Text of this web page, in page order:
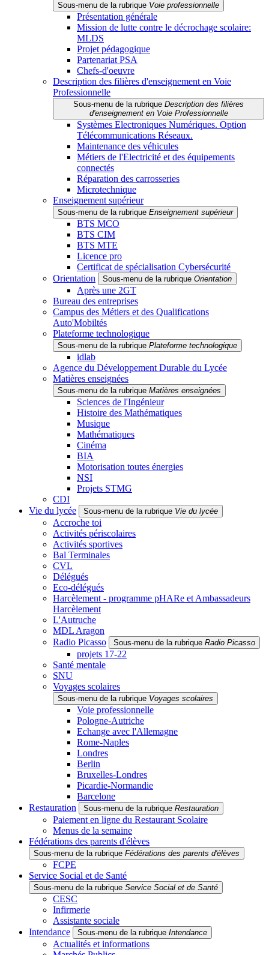
Sous-menu de la rubrique Voie professionnelle
Présentation générale
Mission de lutte contre le décrochage scolaire:
MLDS
Projet pédagogique
Partenariat PSA
Chefs-d'oeuvre
Description des filières d'enseignement en Voie
Professionnelle
Sous-menu de la rubrique Description des filières
d'enseignement en Voie Professionnelle
Systèmes Electroniques Numériques. Option
Télécommunications Réseaux.
Maintenance des véhicules
Métiers de l'Electricité et des équipements
connectés
Réparation des carrosseries
Microtechnique
Enseignement supérieur
Sous-menu de la rubrique Enseignement supérieur
BTS MCO
BTS CIM
BTS MTE
Licence pro
Certificat de spécialisation Cybersécurité
Orientation
Sous-menu de la rubrique Orientation
Après une 2GT
Bureau des entreprises
Campus des Métiers et des Qualifications
Auto'Mobiltés
Plateforme technologique
Sous-menu de la rubrique Plateforme technologique
idlab
Agence du Développement Durable du Lycée
Matières enseignées
Sous-menu de la rubrique Matières enseignées
Sciences de l'Ingénieur
Histoire des Mathématiques
Musique
Mathématiques
Cinéma
BIA
Motorisation toutes énergies
NSI
Projets STMG
CDI
Vie du lycée
Sous-menu de la rubrique Vie du lycée
Accroche toi
Activités périscolaires
Activités sportives
Bal Terminales
CVL
Délégués
Eco-délégués
Harcèlement - programme pHARe et Ambassadeurs
Harcèlement
L'Autruche
MDL Aragon
Radio Picasso
Sous-menu de la rubrique Radio Picasso
projets 17-22
Santé mentale
SNU
Voyages scolaires
Sous-menu de la rubrique Voyages scolaires
Voie professionnelle
Pologne-Autriche
Echange avec l'Allemagne
Rome-Naples
Londres
Berlin
Bruxelles-Londres
Picardie-Normandie
Barcelone
Restauration
Sous-menu de la rubrique Restauration
Paiement en ligne du Restaurant Scolaire
Menus de la semaine
Fédérations des parents d'élèves
Sous-menu de la rubrique Fédérations des parents d'élèves
FCPE
Service Social et de Santé
Sous-menu de la rubrique Service Social et de Santé
CESC
Infirmerie
Assistante sociale
Intendance
Sous-menu de la rubrique Intendance
Actualités et informations